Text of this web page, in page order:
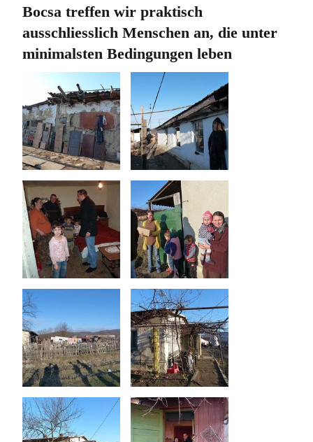
Bocsa treffen wir praktisch
ausschliesslich Menschen an, die unter
minimalsten Bedingungen leben